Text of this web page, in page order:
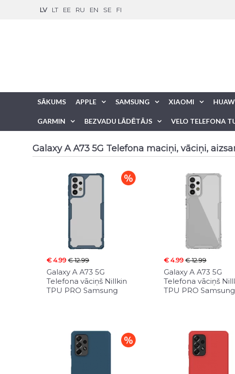
LV LT EE RU EN SE FI
Galaxy A A73 5G Telefona maciņi, vāciņi,
€ 4.99€ 12.99
Galaxy A A73 5G
Telefona vāciņš Nillkin
TPU PRO Samsung
€ 4.99€ 12.99
Galaxy A A73 5G
Telefona vāciņš
TPU PRO Samsung
SĀKUMS APPLE SAMSUNG XIAOMI
GARMIN BEZVADU LĀDĒTĀJS VELO TELEFONA